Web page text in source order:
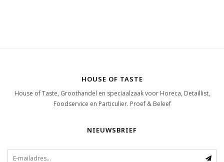
HOUSE OF TASTE
House of Taste, Groothandel en speciaalzaak voor Horeca, Detaillist,
Foodservice en Particulier. Proef & Beleef
NIEUWSBRIEF